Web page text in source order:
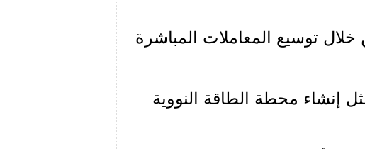
خلال توسيع المعاملات المباشرة
إنشاء محطة الطاقة النووية